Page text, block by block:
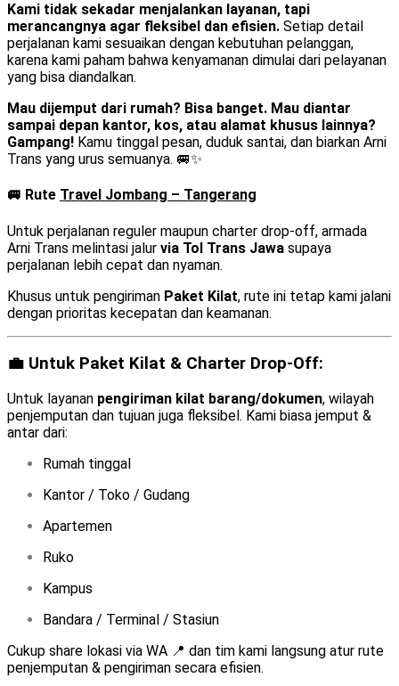
Kami tidak sekadar menjalankan layanan, tapi
merancangnya agar fleksibel dan efisien. Setiap detail
perjalanan kami sesuaikan dengan kebutuhan pelanggan,
karena kami paham bahwa kenyamanan dimulai dari pelayanan
yang bisa diandalkan.
Mau dijemput dari rumah? Bisa banget. Mau diantar
sampai depan kantor, kos, atau alamat khusus lainnya?
Gampang! Kamu tinggal pesan, duduk santai, dan biarkan Arni
Trans yang urus semuanya. 🚐✨
🚐 Rute Travel Jombang – Tangerang
Untuk perjalanan reguler maupun charter drop-off, armada
Arni Trans melintasi jalur via Tol Trans Jawa supaya
perjalanan lebih cepat dan nyaman.
Khusus untuk pengiriman Paket Kilat, rute ini tetap kami jalani
dengan prioritas kecepatan dan keamanan.
💼 Untuk Paket Kilat & Charter Drop-Off:
Untuk layanan pengiriman kilat barang/dokumen, wilayah
penjemputan dan tujuan juga fleksibel. Kami biasa jemput &
antar dari:
Rumah tinggal
Kantor / Toko / Gudang
Apartemen
Ruko
Kampus
Bandara / Terminal / Stasiun
Cukup share lokasi via WA 📍 dan tim kami langsung atur rute
penjemputan & pengiriman secara efisien.